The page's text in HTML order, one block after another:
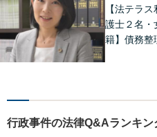
【法テラ
護士２名・
籍】債務整
明を心がけ
決のため
相談くださ
行政事件の法律Q&Aランキン